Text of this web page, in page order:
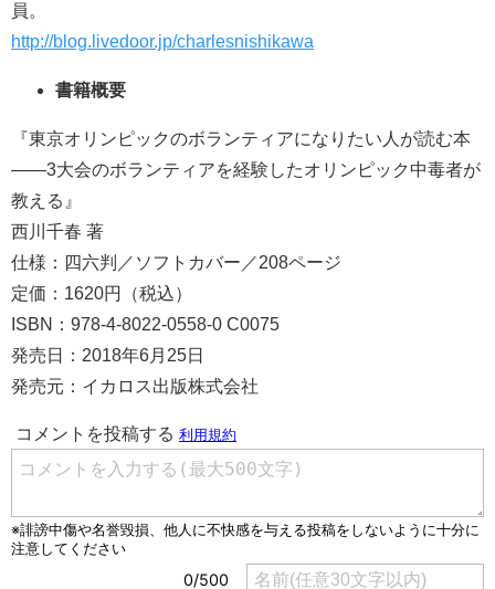
員。
http://blog.livedoor.jp/charlesnishikawa
書籍概要
『東京オリンピックのボランティアになりたい人が読む本
――3大会のボランティアを経験したオリンピック中毒者が
教える』
西川千春 著
仕様：四六判／ソフトカバー／208ページ
定価：1620円（税込）
ISBN：978-4-8022-0558-0 C0075
発売日：2018年6月25日
発売元：イカロス出版株式会社